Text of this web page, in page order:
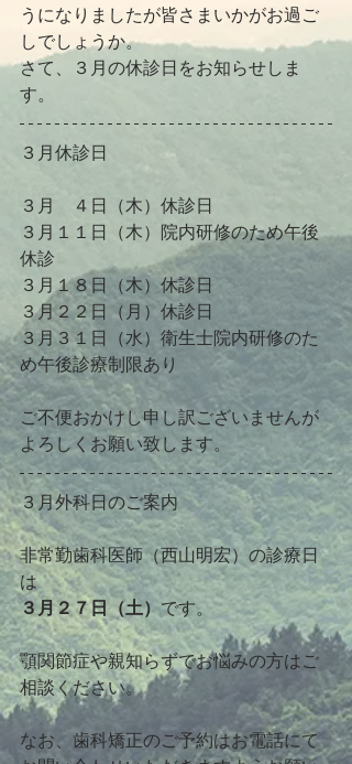
うになりましたが皆さまいかがお過ご
しでしょうか。
さて、３月の休診日をお知らせしま
す。
３月休診日
３月　４日（木）休診日
３月１１日（木）院内研修のため午後
休診
３月１８日（木）休診日
３月２２日（月）休診日
３月３１日（水）衛生士院内研修のた
め午後診療制限あり
ご不便おかけし申し訳ございませんが
よろしくお願い致します。
３月外科日のご案内
非常勤歯科医師（西山明宏）の診療日
は
３月２７日（土）です。
顎関節症や親知らずでお悩みの方はご
相談ください。
なお、歯科矯正のご予約はお電話にて